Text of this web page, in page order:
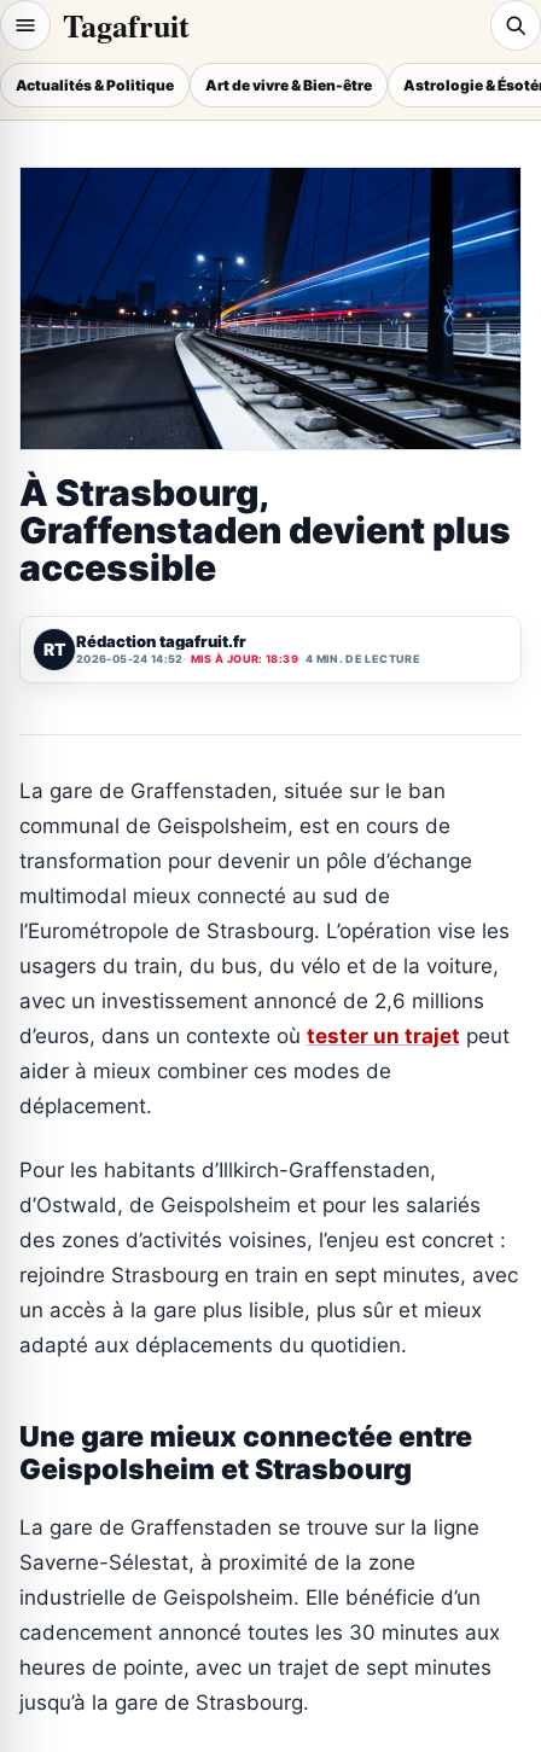
Tagafruit
Actualités & Politique Art de vivre & Bien-être Astrologie &
À Strasbourg,
Graffenstaden devient plus
accessible
RT Rédaction tagafruit.fr
2026-05-24 14:52 MIS À JOUR: 18:39 4 MIN. DE LECTURE
La gare de Graffenstaden, située sur le ban
communal de Geispolsheim, est en cours de
transformation pour devenir un pôle d’échange
multimodal mieux connecté au sud de
l’Eurométropole de Strasbourg. L’opération vise les
usagers du train, du bus, du vélo et de la voiture,
avec un investissement annoncé de 2,6 millions
d’euros, dans un contexte où tester un trajet peut
aider à mieux combiner ces modes de
déplacement.
Pour les habitants d’Illkirch-Graffenstaden,
d’Ostwald, de Geispolsheim et pour les salariés
des zones d’activités voisines, l’enjeu est concret :
rejoindre Strasbourg en train en sept minutes, avec
un accès à la gare plus lisible, plus sûr et mieux
adapté aux déplacements du quotidien.
Une gare mieux connectée entre
Geispolsheim et Strasbourg
La gare de Graffenstaden se trouve sur la ligne
Saverne-Sélestat, à proximité de la zone
industrielle de Geispolsheim. Elle bénéficie d’un
cadencement annoncé toutes les 30 minutes aux
heures de pointe, avec un trajet de sept minutes
jusqu’à la gare de Strasbourg.